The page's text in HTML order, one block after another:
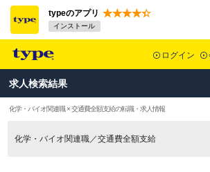
typeのアプリ
インストール
ログイン
求人検索結果
化学・バイオ関連職 × 交通費全額支給の転職・求人情報
化学・バイオ関連職／交通費全額支給